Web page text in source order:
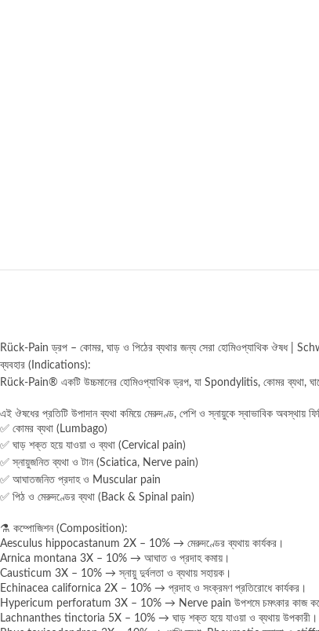
Rück-Pain ড্রপ – কোমর, ঘাড় ও পিঠের ব্যথার জন্য সেরা হোমিওপ্যাথিক ঔষধ |
ব্যবহার (Indications):
Rück-Pain® একটি উচ্চমানের হোমিওপ্যাথিক ড্রপ, যা Spondylitis, কোমর ব্যথা,
এই ঔষধের প্রতিটি উপাদান ব্যথা কমিয়ে মেরুদণ্ড, পেশি ও স্নায়ুকে স্বাভাবিক অবস্থায়
✅ কোমর ব্যথা (Lumbago)
✅ ঘাড় শক্ত হয়ে যাওয়া ও ব্যথা (Cervical pain)
✅ স্নায়ুজনিত ব্যথা ও টান (Sciatica, Nerve pain)
✅ আঘাতজনিত প্রদাহ ও Muscular pain
✅ পিঠ ও মেরুদণ্ডের ব্যথা (Back & Spinal pain)
⚗️ কম্পোজিশন (Composition):
Aesculus hippocastanum 2X – 10% → মেরুদণ্ডের ব্যথায় কার্যকর।
Arnica montana 3X – 10% → আঘাত ও প্রদাহ কমায়।
Causticum 3X – 10% → স্নায়ু দুর্বলতা ও ব্যথায় সহায়ক।
Echinacea californica 2X – 10% → প্রদাহ ও সংক্রমণ প্রতিরোধে কার্যকর।
Hypericum perforatum 3X – 10% → Nerve pain উপশমে চমৎকার কাজ
Lachnanthes tinctoria 5X – 10% → ঘাড় শক্ত হয়ে যাওয়া ও ব্যথায় উপকারী।